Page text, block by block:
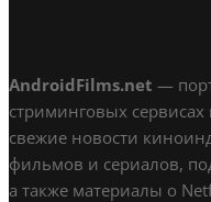
AndroidFilms.net —
стриминговых
свежие новости
фильмов и сериалов,
а также материалы о